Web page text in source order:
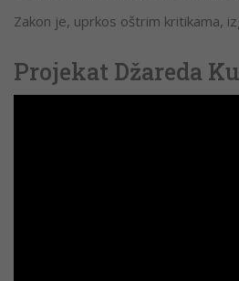
Zakon je, uprkos oštrim kritikama,
Projekat Džareda